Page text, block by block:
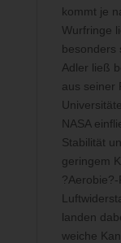
kommt je
Wurfringe
besonders
Adler ließ
aus seiner
NASA
Stabilität
geringem
landen
weiche